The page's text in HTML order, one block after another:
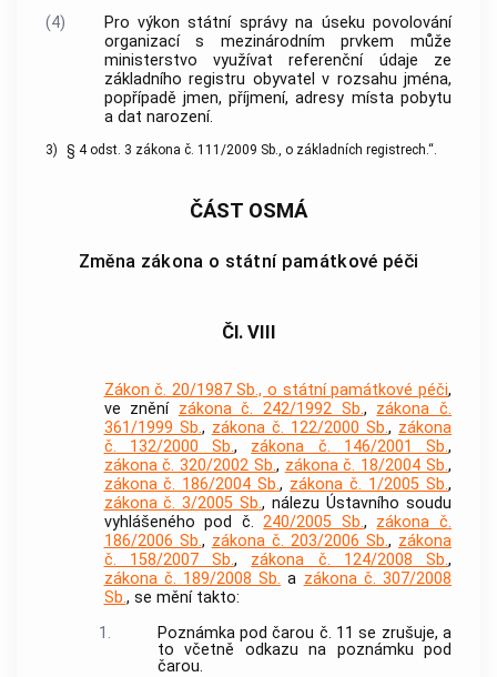
(4)
Pro výkon státní správy na úseku povolování
organizací s mezinárodním prvkem může
ministerstvo využívat referenční údaje ze
základního registru obyvatel v rozsahu jména,
popřípadě jmen, příjmení, adresy místa pobytu
a dat narození.
3) § 4 odst. 3 zákona č. 111/2009 Sb., o základních registrech.“.
ČÁST OSMÁ
Změna zákona o státní památkové péči
Čl. VIII
Zákon č. 20/1987 Sb., o státní památkové péči,
ve znění zákona č. 242/1992 Sb., zákona č.
361/1999 Sb., zákona č. 122/2000 Sb., zákona
č. 132/2000 Sb., zákona č. 146/2001 Sb.,
zákona č. 320/2002 Sb., zákona č. 18/2004 Sb.,
zákona č. 186/2004 Sb., zákona č. 1/2005 Sb.,
zákona č. 3/2005 Sb., nálezu Ústavního soudu
vyhlášeného pod č.240/2005 Sb., zákona č.
186/2006 Sb., zákona č. 203/2006 Sb., zákona
č. 158/2007 Sb., zákona č. 124/2008 Sb.,
zákona č. 189/2008 Sb. a zákona č. 307/2008
Sb., se mění takto:
1.
Poznámka pod čarou č. 11 se zrušuje, a
to včetně odkazu na poznámku pod
čarou.